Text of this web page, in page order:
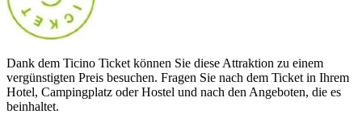
Dank dem Ticino Ticket können Sie diese Attraktion zu einem
vergünstigten Preis besuchen. Fragen Sie nach dem Ticket in Ihrem
Hotel, Campingplatz oder Hostel und nach den Angeboten, die es
beinhaltet.